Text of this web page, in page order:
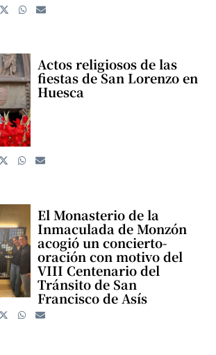
Actos religiosos de las
fiestas de San Lorenzo en
Huesca
El Monasterio de la
Inmaculada de Monzón
acogió un concierto-
oración con motivo del
VIII Centenario del
Tránsito de San
Francisco de Asís